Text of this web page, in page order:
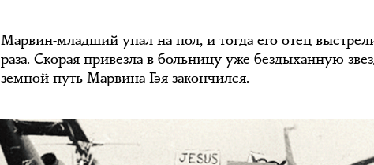
Марвин-младший упал на пол, и тогда его отец
раза. Скорая привезла в больницу уже бездыханную
земной путь Марвина Гэя закончился.